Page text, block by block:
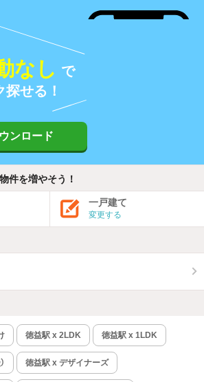
なし で
せる！
ンロード
件を増やそう！
一戸建て
変更する
徳益駅 x 2LDK 徳益駅 x 1LDK
徳益駅 x デザイナーズ